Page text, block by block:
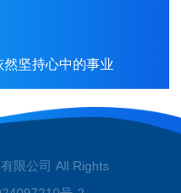
坚持心中的事业
限公司 All Rights